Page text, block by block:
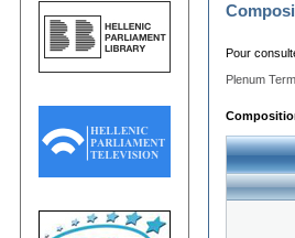
Pour
Plenum